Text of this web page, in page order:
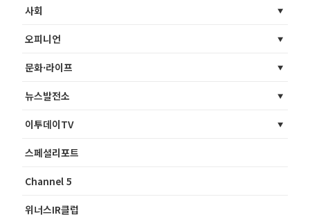
사회
오피니언
문화·라이프
뉴스발전소
이투데이TV
스페셜리포트
Channel 5
위너스IR클럽